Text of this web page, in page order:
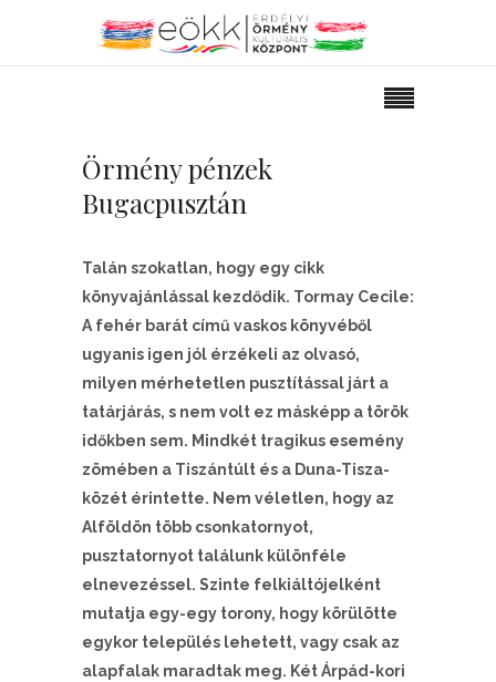
Örmény pénzek
Bugacpusztán
Talán szokatlan, hogy egy cikk
könyvajánlással kezdődik. Tormay Cecile:
A fehér barát című vaskos könyvéből
ugyanis igen jól érzékeli az olvasó,
milyen mérhetetlen pusztítással járt a
tatárjárás, s nem volt ez másképp a török
időkben sem. Mindkét tragikus esemény
zömében a Tiszántúlt és a Duna-Tisza-
közét érintette. Nem véletlen, hogy az
Alföldön több csonkatornyot,
pusztatornyot találunk különféle
elnevezéssel. Szinte felkiáltójelként
mutatja egy-egy torony, hogy körülötte
egykor település lehetett, vagy csak az
alapfalak maradtak meg. Két Árpád-kori